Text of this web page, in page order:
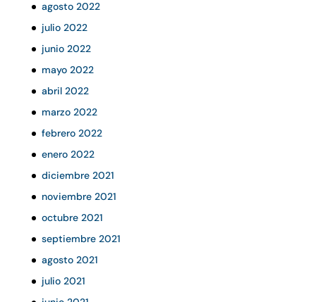
agosto 2022
julio 2022
junio 2022
mayo 2022
abril 2022
marzo 2022
febrero 2022
enero 2022
diciembre 2021
noviembre 2021
octubre 2021
septiembre 2021
agosto 2021
julio 2021